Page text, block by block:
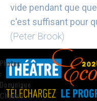
vide pendant que
c'est suffisant pour
(Peter Brook)
Photos
:
Dominique
Chauvin